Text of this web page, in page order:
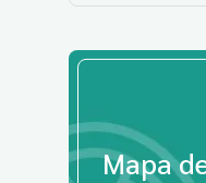
Mapa